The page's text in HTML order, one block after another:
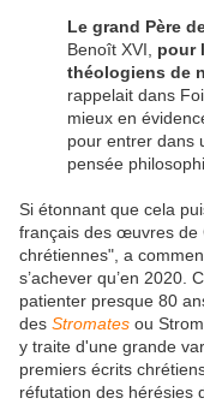
Le grand Père
Benoît XVI, pour
théologiens de
rappelait dans
mieux en
pour entrer dans
pensée
Si étonnant que cela
français des œuvres de
chrétiennes", a
s’achever qu’en 2020.
patienter presque 80
des Stromates ou
y traite d'une grande
premiers écrits
réfutation des hérésies